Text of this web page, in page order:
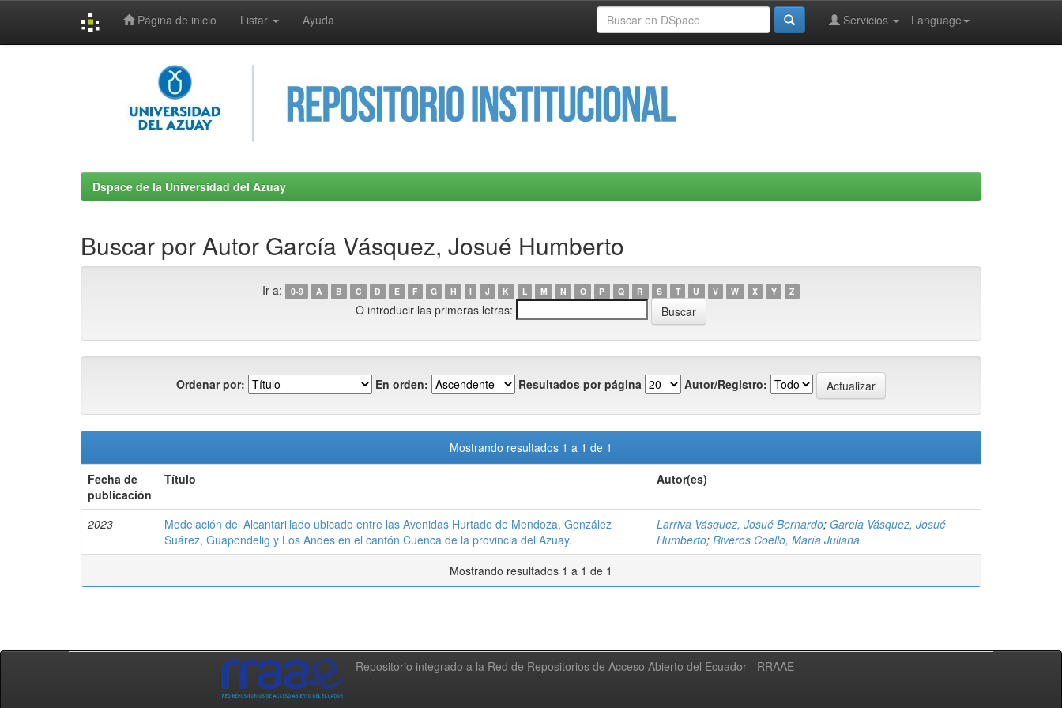
Página de inicio Listar Ayuda Language
Servicios
Dspace de la Universidad del Azuay
Buscar por Autor García Vásquez, Josué Humberto
Ir a: 0-9 A B C D E F G H I J K L M N O P Q R S T U V W X Y Z
O introducir las primeras letras:
Ordenar por: En orden: Resultados por página Autor/Registro:
Mostrando resultados 1 a 1 de 1
Fecha de
publicación
Título Autor(es)
2023
Modelación del Alcantarillado ubicado entre las Avenidas Hurtado de Mendoza, González
Suárez, Guapondelig y Los Andes en el cantón Cuenca de la provincia del Azuay.
Larriva Vásquez, Josué Bernardo; García Vásquez, Josué
Humberto; Riveros Coello, María Juliana
Mostrando resultados 1 a 1 de 1
Repositorio integrado a la Red de Repositorios de Acceso Abierto del Ecuador - RRAAE